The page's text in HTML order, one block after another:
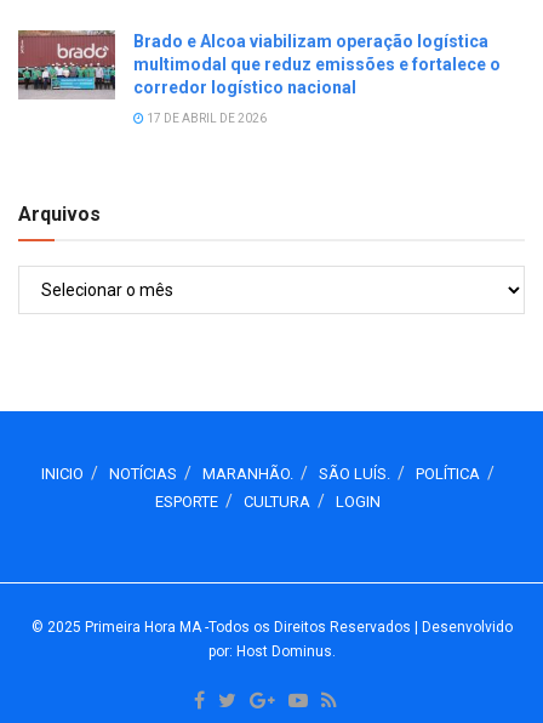
Brado e Alcoa viabilizam operação logística
multimodal que reduz emissões e fortalece o
corredor logístico nacional
17 DE ABRIL DE 2026
Arquivos
INICIO NOTÍCIAS MARANHÃO. SÃO LUÍS.
POLÍTICA
ESPORTE
CULTURA LOGIN
© 2025 Primeira Hora MA-Todos os Direitos Reservados | Desenvolvido
por: Host Dominus